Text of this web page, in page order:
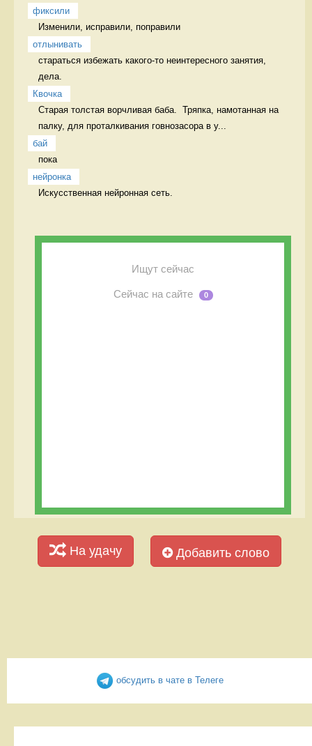
фиксили
Изменили, исправили, поправили
отлынивать
стараться избежать какого-то неинтересного занятия,
дела.
Квочка
Старая толстая ворчливая баба.  Тряпка, намотанная на
палку, для проталкивания говнозасора в у...
бай
пока
нейронка
Искусственная нейронная сеть.
Ищут сейчас
Сейчас на сайте 0
На удачу Добавить слово
обсудить в чате в Телеге